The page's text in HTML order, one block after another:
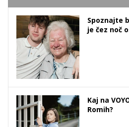
Spoznajte
je čez noč
Kaj na
Romih?